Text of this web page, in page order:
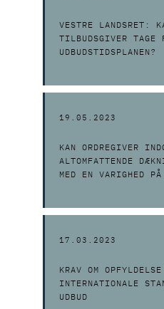
VESTRE LANDSRET:
TILBUDSGIVER TAGE
UDBUDSTIDSPLANEN?
19.05.2023
KAN ORDREGIVER
ALTOMFATTENDE
MED EN VARIGHED
17.03.2023
KRAV OM
INTERNATIONALE
UDBUD